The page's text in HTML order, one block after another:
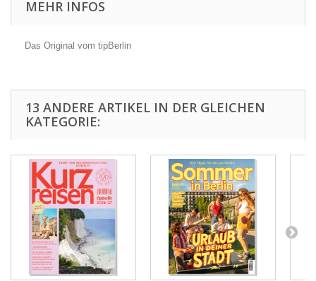
MEHR INFOS
Das Original vom tipBerlin
13 ANDERE ARTIKEL IN DER GLEICHEN
KATEGORIE: